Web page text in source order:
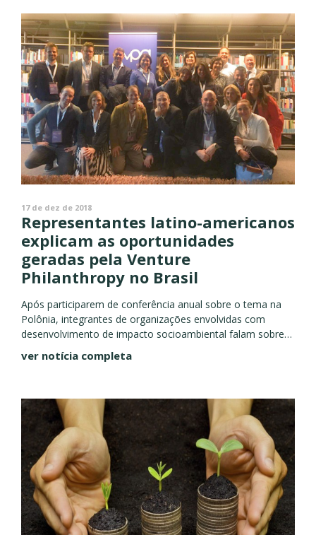
17 de dez de 2018
Representantes latino-americanos
explicam as oportunidades
geradas pela Venture
Philanthropy no Brasil
Após participarem de conferência anual sobre o tema na
Polônia, integrantes de organizações envolvidas com
desenvolvimento de impacto socioambiental falam sobre
suas percepções Há um consenso entre pelo menos cinco
dos 20 representantes de instituições...
ver notícia completa